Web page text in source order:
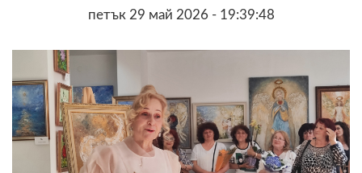
петък 29 май 2026 - 19:39:48